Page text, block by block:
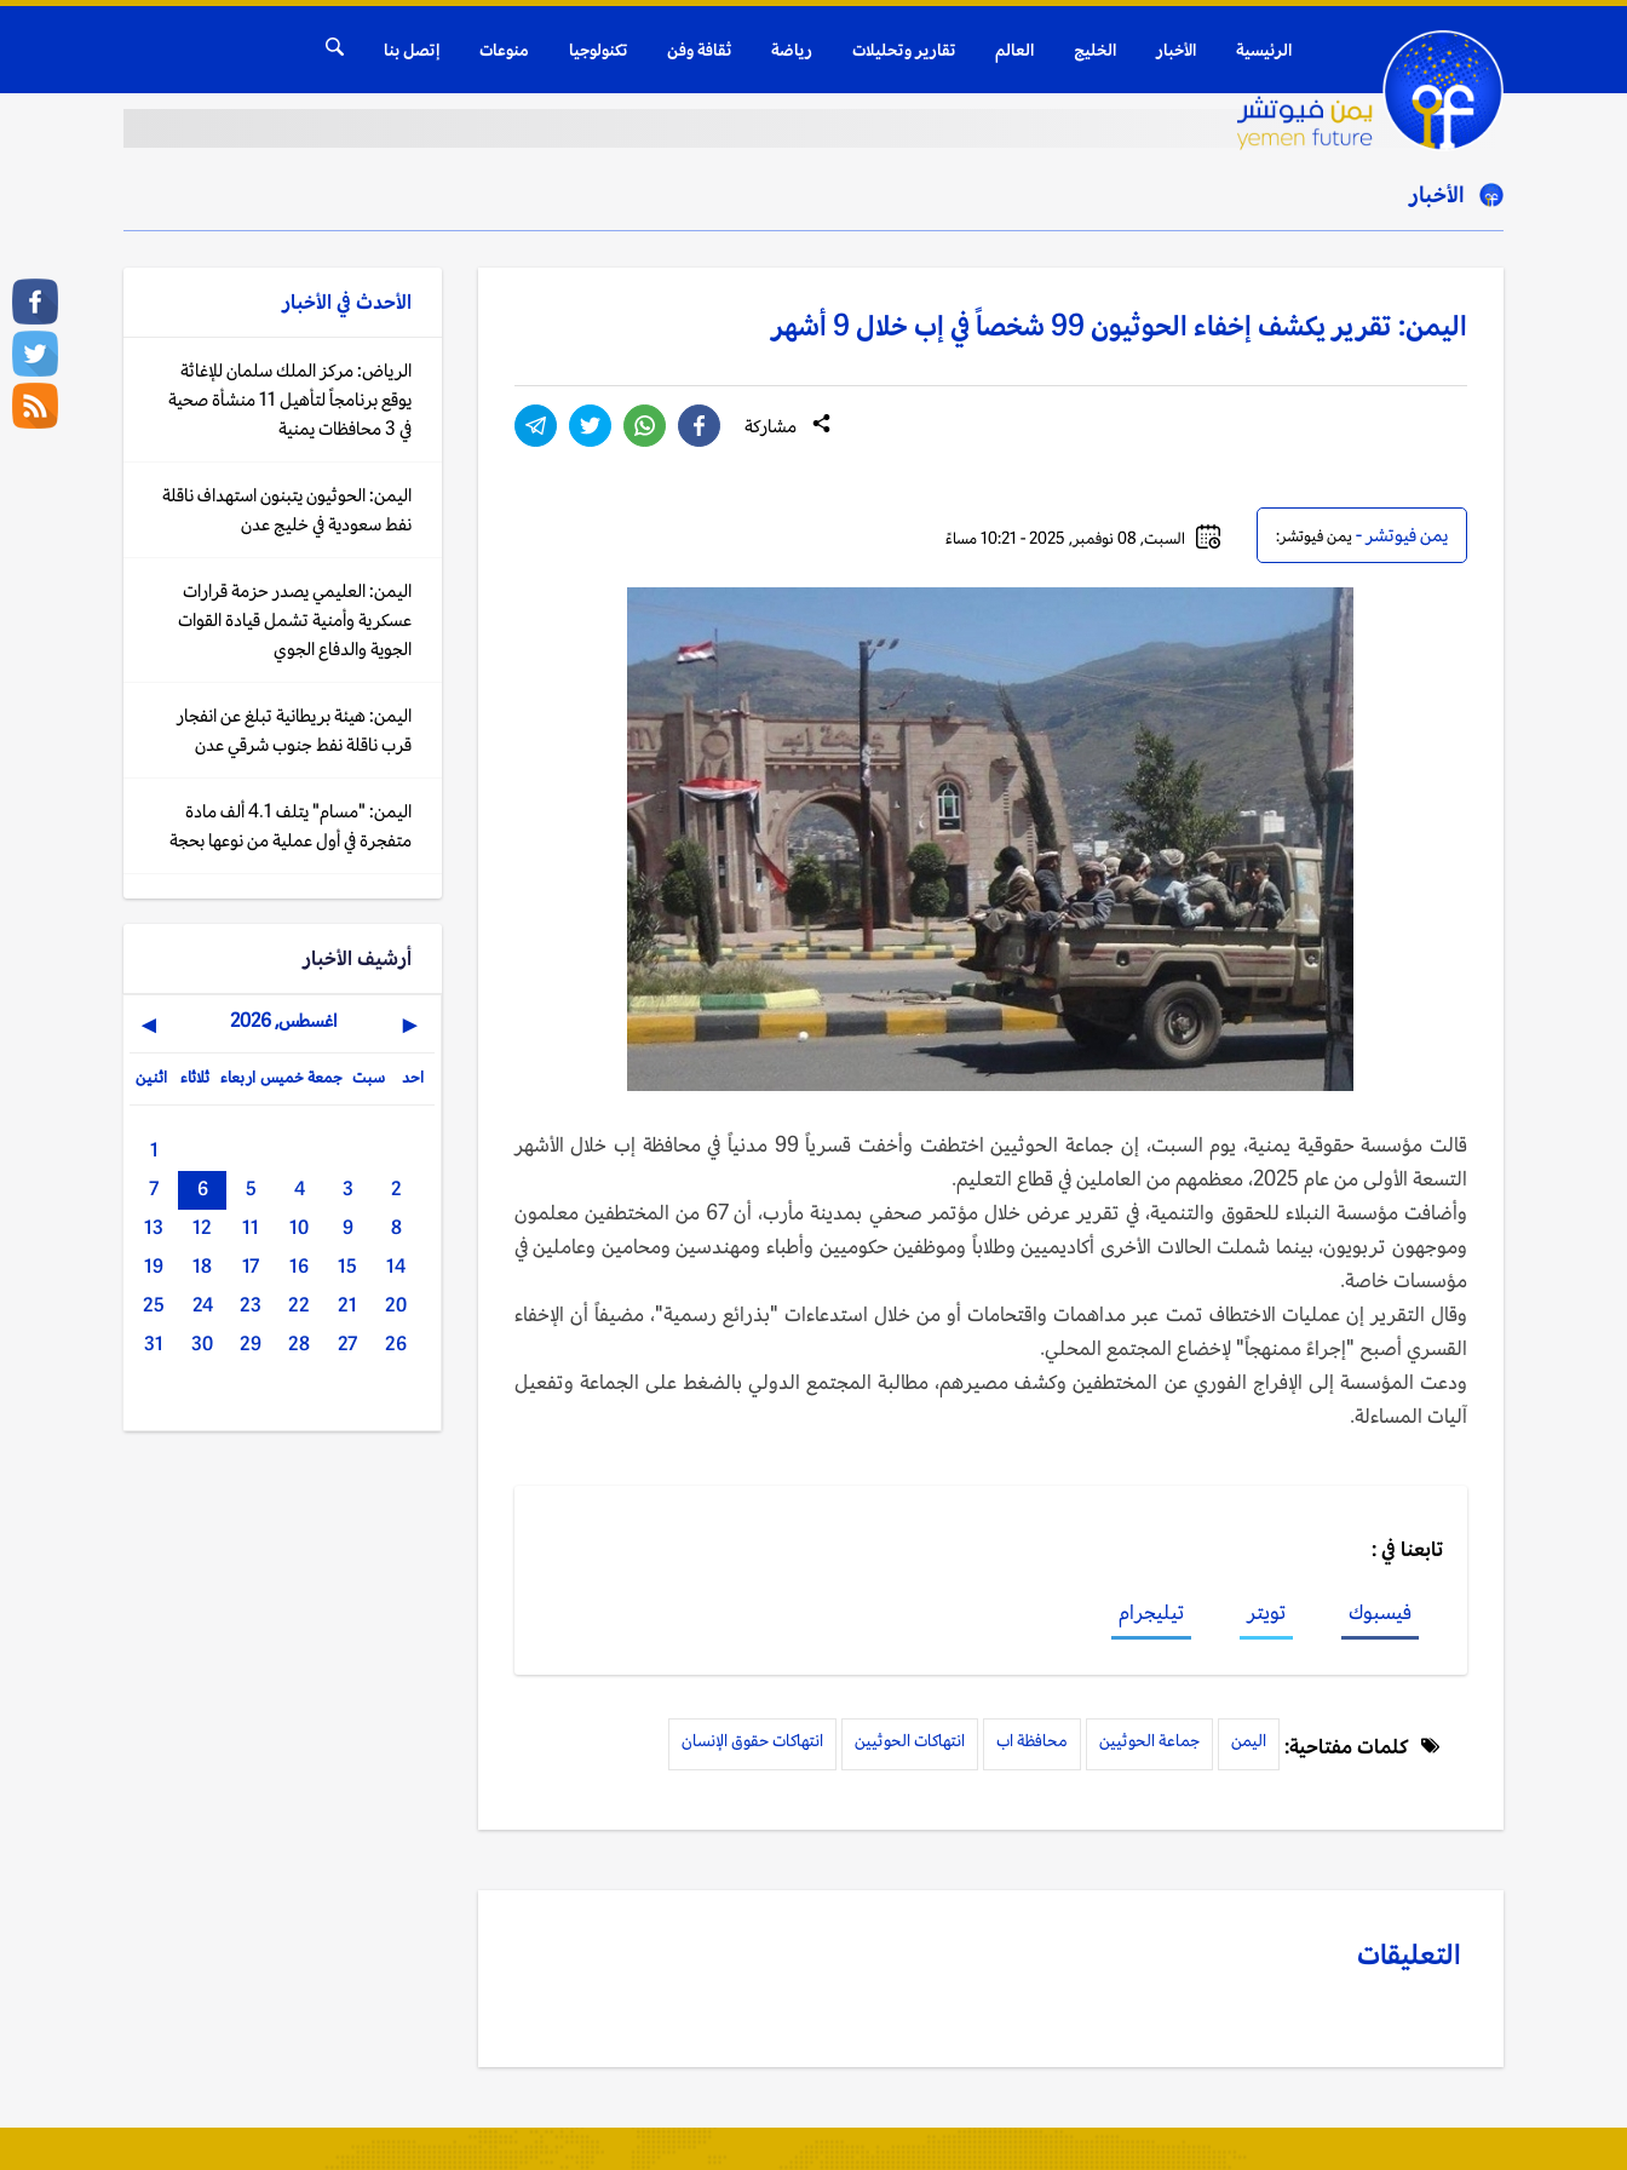
الرئيسية الأخبار الخليج العالم تقارير وتحليلات رياضة ثقافة وفن تكنولوجيا منوعات إتصل بنا
الأخبار
اليمن: تقرير يكشف إخفاء الحوثيون 99 شخصاً في إب خلال 9 أشهر
مشاركة
يمن فيوتشر -يمن فيوتشر: السبت, 08 نوفمبر, 2025 - 10:21 مساءً
قالت مؤسسة حقوقية يمنية، يوم السبت، إن جماعة الحوثيين اختطفت وأخفت قسرياً 99 مدنياً في محافظة إب خلال الأشهر
التسعة الأولى من عام 2025، معظمهم من العاملين في قطاع التعليم.
وأضافت مؤسسة النبلاء للحقوق والتنمية، في تقرير عرض خلال مؤتمر صحفي بمدينة مأرب، أن 67 من المختطفين معلمون
وموجهون تربويون، بينما شملت الحالات الأخرى أكاديميين وطلاباً وموظفين حكوميين وأطباء ومهندسين ومحامين وعاملين في
مؤسسات خاصة.
وقال التقرير إن عمليات الاختطاف تمت عبر مداهمات واقتحامات أو من خلال استدعاءات "بذرائع رسمية"، مضيفاً أن الإخفاء
القسري أصبح "إجراءً ممنهجاً" لإخضاع المجتمع المحلي.
ودعت المؤسسة إلى الإفراج الفوري عن المختطفين وكشف مصيرهم، مطالبة المجتمع الدولي بالضغط على الجماعة وتفعيل
آليات المساءلة.
تابعنا في :
فيسبوك تويتر تيليجرام
كلمات مفتاحية: اليمن جماعة الحوثيين محافظة اب انتهاكات الحوثيين انتهاكات حقوق الإنسان
التعليقات
الأحدث في الأخبار
الرياض: مركز الملك سلمان للإغاثة
يوقع برنامجاً لتأهيل 11 منشأة صحية
في 3 محافظات يمنية
اليمن: الحوثيون يتبنون استهداف ناقلة
نفط سعودية في خليج عدن
اليمن: العليمي يصدر حزمة قرارات
عسكرية وأمنية تشمل قيادة القوات
الجوية والدفاع الجوي
اليمن: هيئة بريطانية تبلغ عن انفجار
قرب ناقلة نفط جنوب شرقي عدن
اليمن: "مسام" يتلف 4.1 ألف مادة
متفجرة في أول عملية من نوعها بحجة
أرشيف الأخبار
◀ اغسطس, 2026 ▶
اثنين ثلاثاء اربعاء خميس جمعة سبت احد
1
2
3
4
5
6
7
8
9
10
11
12
13
14
15
16
17
18
19
20
21
22
23
24
25
26
27
28
29
30
31